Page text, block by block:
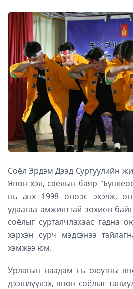
Соёл Эрдэм Дээд Сургуулийн
Япон хэл, соёлын баяр
нь анх 1998 оноос эхэлж,
удаагаа амжилттай зохион
соёлыг сурталчлахаас гадна
хэрхэн сурч мэдсэнээ
хэмжээ юм.
Урлагын наадам нь оюутны
дээшлүүлэх, япон соёлыг